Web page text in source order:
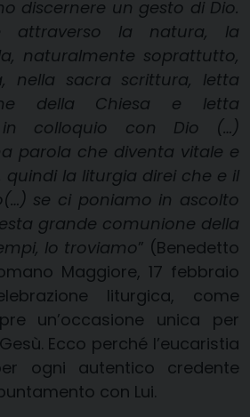
discernere un gesto di Dio.
attraverso la natura, la
naturalmente soprattutto,
nella sacra scrittura, letta
della Chiesa e letta
in colloquio con Dio (…)
parola che diventa vitale e
quindi la liturgia direi che e il
se ci poniamo in ascolto
grande comunione della
lo troviamo” (Benedetto
Maggiore, 17 febbraio
liturgica, come
un’occasione unica per
Ecco perché l’eucaristia
ogni autentico credente
con Lui.